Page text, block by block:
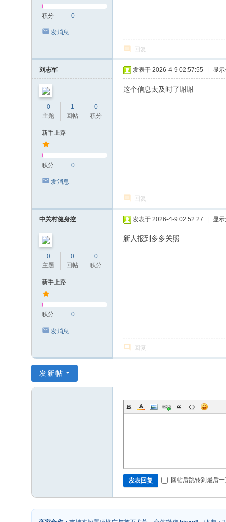
积分 0
发消息
回复
刘志军
0
主题
1
回帖
0
积分
新手上路
积分 0
发消息
发表于 2026-4-9 02:57:55 显
这个信息太及时了谢谢
回复
中关村健身控
0
主题
0
回帖
0
积分
新手上路
积分 0
发消息
发表于 2026-4-9 02:52:27 显
新人报到多多关照
回复
发新帖
发表回复 回帖后跳转到最后